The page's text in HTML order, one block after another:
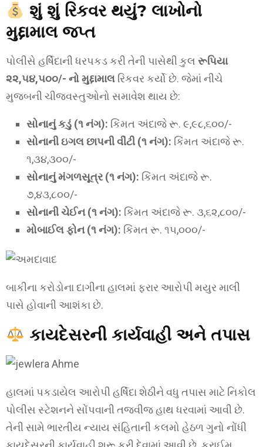
શું શું રિકવર થયું? લાખોનો
મુદ્દામાલ જપ્ત
પોલીસે હર્ષિદાની ધરપકડ કરી તેની પાસેથી કુલ રૂપિયા
૨૨,૫૪,૫૦૦/- નો મુદ્દામાલ રિકવર કર્યો છે. જેમાં નીચે
મુજબની ચીજવસ્તુઓનો સમાવેશ થાય છે:
સોનાનું કડું (૧ નંગ): કિંમત અંદાજે રૂ. ૯,૯૮,૬૦૦/-
સોનાની ઇગલ છાપની વીંટી (૧ નંગ): કિંમત અંદાજે રૂ.
૧,૩૪,૩૦૦/-
સોનાનું મંગળસૂત્ર (૧ નંગ): કિંમત અંદાજે રૂ.
૭,૪૩,૮૦૦/-
સોનાની ચેઈન (૧ નંગ): કિંમત અંદાજે રૂ. ૩,૬૨,૮૦૦/-
મોબાઈલ ફોન (૧ નંગ): કિંમત રૂ. ૧૫,૦૦૦/-
બાકીના કરોડોના દાગીના હાલમાં ફરાર આરોપી મયુર માલી
પાસે હોવાની આશંકા છે.
કાયદેસરની કાર્યવાહી અને તપાસ
હાલમાં પકડાયેલ આરોપી હર્ષિદા શેઠીને વધુ તપાસ માટે નિકોલ
પોલીસ સ્ટેશનને સોંપવાની તજવીજ હાથ ધરવામાં આવી છે.
તેની સામે ભારતીય ન્યાય સંહિતાની કલમો હેઠળ ગુનો નોંધી